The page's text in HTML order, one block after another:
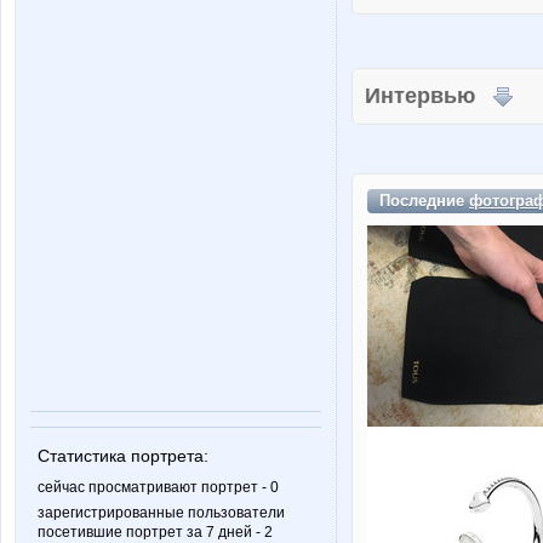
Статистика портрета:
сейчас просматривают портрет - 0
зарегистрированные пользователи
посетившие портрет за 7 дней - 2
Интервью
Последние